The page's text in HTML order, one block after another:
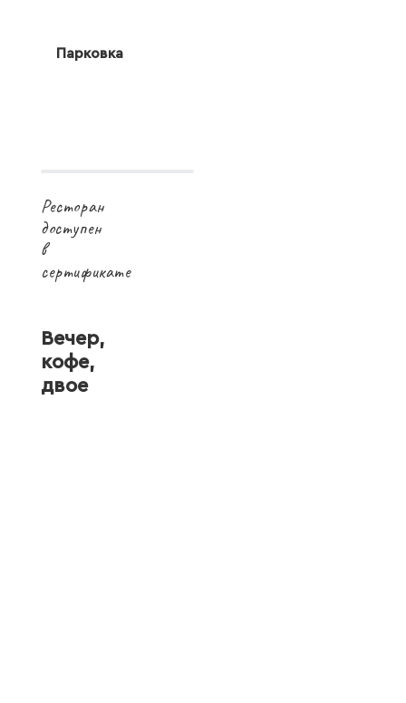
Парковка
Ресторан
доступен
в
сертификате
Вечер,
кофе,
двое